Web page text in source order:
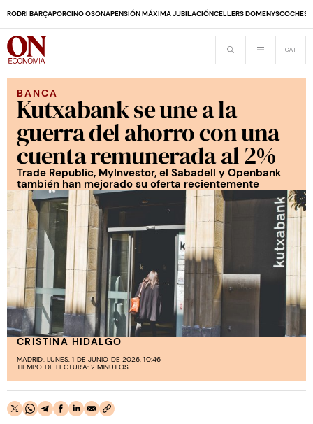
RODRI BARÇAPORCINO OSONAPENSIÓN MÁXIMA JUBILACIÓNCELLERS DOMENYSCOCHES
BANCA
Kutxabank se une a la
guerra del ahorro con una
cuenta remunerada al 2%
Trade Republic, MyInvestor, el Sabadell y Openbank
también han mejorado su oferta recientemente
CRISTINA HIDALGO
MADRID. LUNES, 1 DE JUNIO DE 2026. 10:46
TIEMPO DE LECTURA: 2 MINUTOS